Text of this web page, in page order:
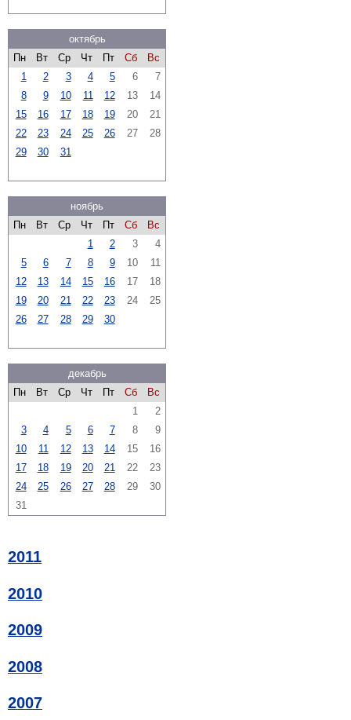
октябрь
Пн
Вт Ср Чт Пт Сб
Вс
1
2 3 4 5 6
7
8
9 10 11 12 13
14
15
16 17 18 19 20
21
22
23 24 25 26 27
28
29
30 31
ноябрь
Пн
Вт Ср Чт Пт Сб
Вс
1
2 3
4
5
6 7 8 9 10
11
12
13 14 15 16 17
18
19
20 21 22 23 24
25
26
27 28 29 30
декабрь
Пн
Вт Ср Чт Пт Сб
Вс
1
2
3
4 5 6 7 8
9
10
11 12 13 14 15
16
17
18 19 20 21 22
23
24
25 26 27 28 29
30
31
2011
2010
2009
2008
2007